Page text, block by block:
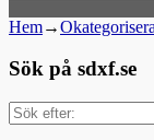
Hem→
Sök på sdxf.se
Sök
efter: